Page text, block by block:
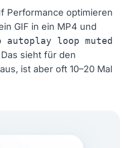
Performance optimieren
GIF in ein MP4 und
autoplay loop muted
sieht für den
ist aber oft 10–20 Mal